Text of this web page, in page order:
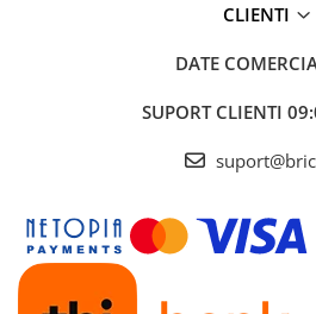
Camera copilului
Mese si scaune pentru copii
Fotolii pentru copii
CLIENTI
DATE
SUPORT CLIENTI